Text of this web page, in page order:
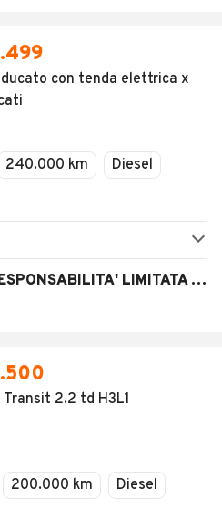
con tenda elettrica x
240.000 km
Diesel
GTL AUTO SOCIETA' A RESPONSABILITA' LIMITATA SEMPLIFICATA
Transit 2.2 td H3L1
200.000 km
Diesel